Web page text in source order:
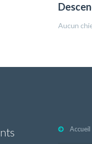
Aucun
Accueil